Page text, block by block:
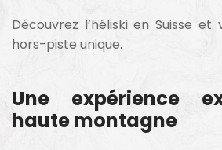
Découvrez l’héliski en Suisse
hors-piste unique.
Une expérience
haute montagne